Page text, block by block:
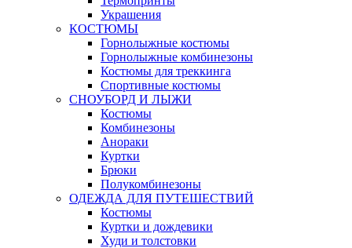
Украшения
КОСТЮМЫ
Горнолыжные костюмы
Горнолыжные комбинезоны
Костюмы для треккинга
Спортивные костюмы
СНОУБОРД И ЛЫЖИ
Костюмы
Комбинезоны
Анораки
Куртки
Брюки
Полукомбинезоны
ОДЕЖДА ДЛЯ ПУТЕШЕСТВИЙ
Костюмы
Куртки и дождевики
Худи и толстовки